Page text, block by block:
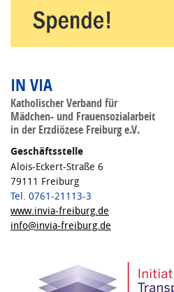
IN VIA
Katholischer Verband für
Mädchen- und Frauensozialarbeit
in der Erzdiözese Freiburg e.V.
Geschäftsstelle
Alois-Eckert-Straße 6
79111 Freiburg
Tel. 0761-21113-3
www.invia-freiburg.de
info@invia-freiburg.de